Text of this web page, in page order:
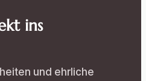
ins
und ehrliche